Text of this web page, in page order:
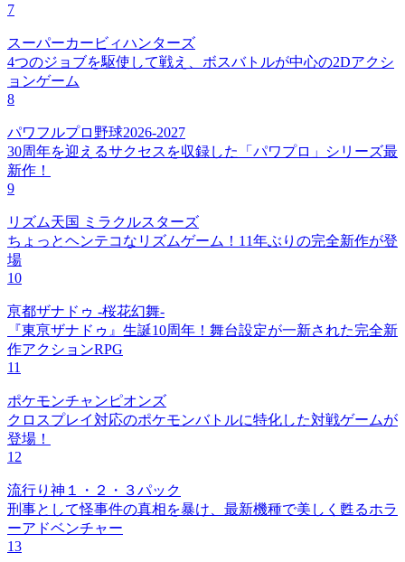
7
スーパーカービィハンターズ
4つのジョブを駆使して戦え、ボスバトルが中心の2Dアクシ
ョンゲーム
8
パワフルプロ野球2026-2027
30周年を迎えるサクセスを収録した「パワプロ」シリーズ最
新作！
9
リズム天国 ミラクルスターズ
ちょっとヘンテコなリズムゲーム！11年ぶりの完全新作が登
場
10
亰都ザナドゥ -桜花幻舞-
『東亰ザナドゥ』生誕10周年！舞台設定が一新された完全新
作アクションRPG
11
ポケモンチャンピオンズ
クロスプレイ対応のポケモンバトルに特化した対戦ゲームが
登場！
12
流行り神１・２・３パック
刑事として怪事件の真相を暴け、最新機種で美しく甦るホラ
ーアドベンチャー
13